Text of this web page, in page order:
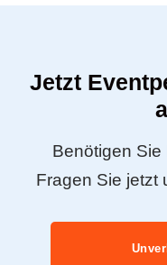
Jetzt
Benötigen
Fragen Sie jetzt